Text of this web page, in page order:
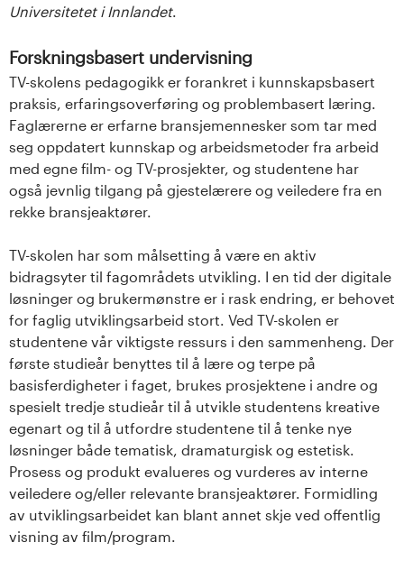
Universitetet i Innlandet.
Forskningsbasert undervisning
TV-skolens pedagogikk er forankret i kunnskapsbasert
praksis, erfaringsoverføring og problembasert læring.
Faglærerne er erfarne bransjemennesker som tar med
seg oppdatert kunnskap og arbeidsmetoder fra arbeid
med egne film- og TV-prosjekter, og studentene har
også jevnlig tilgang på gjestelærere og veiledere fra en
rekke bransjeaktører.
TV-skolen har som målsetting å være en aktiv
bidragsyter til fagområdets utvikling. I en tid der digitale
løsninger og brukermønstre er i rask endring, er behovet
for faglig utviklingsarbeid stort. Ved TV-skolen er
studentene vår viktigste ressurs i den sammenheng. Der
første studieår benyttes til å lære og terpe på
basisferdigheter i faget, brukes prosjektene i andre og
spesielt tredje studieår til å utvikle studentens kreative
egenart og til å utfordre studentene til å tenke nye
løsninger både tematisk, dramaturgisk og estetisk.
Prosess og produkt evalueres og vurderes av interne
veiledere og/eller relevante bransjeaktører. Formidling
av utviklingsarbeidet kan blant annet skje ved offentlig
visning av film/program.